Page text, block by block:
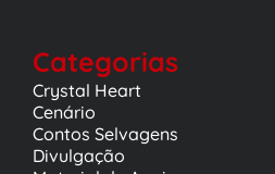
Categorias
Crystal Heart
Cenário
Contos Selvagens
Divulgação